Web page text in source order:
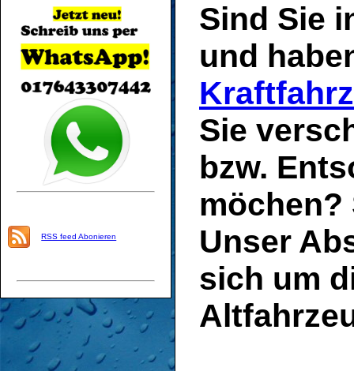
RSS feed Abonieren
Sind Sie
und
Sie
bzw.
möchen?
Unser
sich um